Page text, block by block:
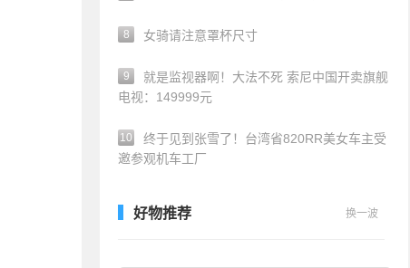
8 女骑请注意罩杯尺寸
9
就是监视器啊！大法不死 索尼中国开卖旗舰
电视：149999元
10
终于见到张雪了！台湾省820RR美女车主受
邀参观机车工厂
好物推荐 换一波